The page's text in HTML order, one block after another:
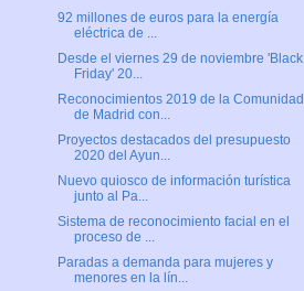
92 millones de euros para la energía
eléctrica de ...
Desde el viernes 29 de noviembre 'Black
Friday' 20...
Reconocimientos 2019 de la Comunidad
de Madrid con...
Proyectos destacados del presupuesto
2020 del Ayun...
Nuevo quiosco de información turística
junto al Pa...
Sistema de reconocimiento facial en el
proceso de ...
Paradas a demanda para mujeres y
menores en la lín...